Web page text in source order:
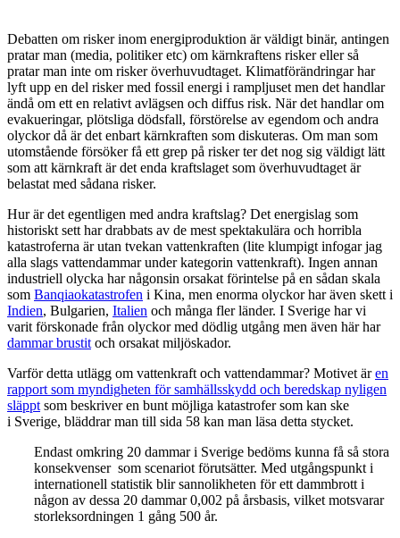
Debatten om risker inom energiproduktion är väldigt binär, antingen
pratar man (media, politiker etc) om kärnkraftens risker eller så
pratar man inte om risker överhuvudtaget. Klimatförändringar har
lyft upp en del risker med fossil energi i rampljuset men det handlar
ändå om ett en relativt avlägsen och diffus risk. När det handlar om
evakueringar, plötsliga dödsfall, förstörelse av egendom och andra
olyckor då är det enbart kärnkraften som diskuteras. Om man som
utomstående försöker få ett grep på risker ter det nog sig väldigt lätt
som att kärnkraft är det enda kraftslaget som överhuvudtaget är
belastat med sådana risker.
Hur är det egentligen med andra kraftslag? Det energislag som
historiskt sett har drabbats av de mest spektakulära och horribla
katastroferna är utan tvekan vattenkraften (lite klumpigt infogar jag
alla slags vattendammar under kategorin vattenkraft). Ingen annan
industriell olycka har någonsin orsakat förintelse på en sådan skala
som Banqiaokatastrofen i Kina, men enorma olyckor har även skett i
Indien, Bulgarien, Italien och många fler länder. I Sverige har vi
varit förskonade från olyckor med dödlig utgång men även här har
dammar brustit och orsakat miljöskador.
Varför detta utlägg om vattenkraft och vattendammar? Motivet ären
rapport som myndigheten för samhällsskydd och beredskap nyligen
släppt som beskriver en bunt möjliga katastrofer som kan ske
i Sverige, bläddrar man till sida 58 kan man läsa detta stycket.
Endast omkring 20 dammar i Sverige bedöms kunna få så stora
konsekvenser som scenariot förutsätter. Med utgångspunkt i
internationell statistik blir sannolikheten för ett dammbrott i
någon av dessa 20 dammar 0,002 på årsbasis, vilket motsvarar
storleksordningen 1 gång 500 år.